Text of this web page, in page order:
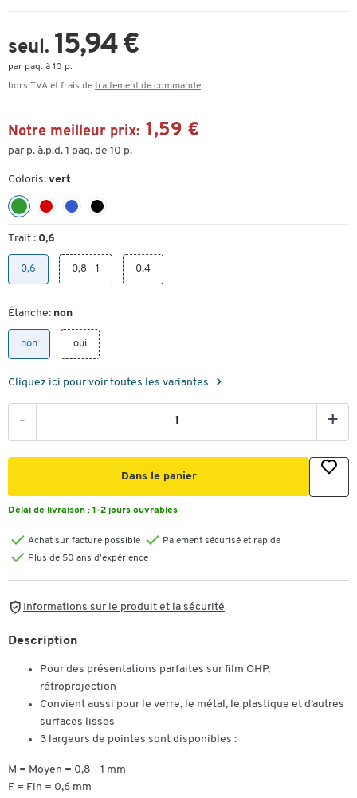
seul. 15,94 €
par paq. à 10 p.
hors TVA et frais de traitement de commande
Notre meilleur prix: 1,59 €
par p. à.p.d. 1 paq. de 10 p.
Coloris: vert
Trait : 0,6
0,6 0,8 - 1 0,4
Étanche: non
non oui
Cliquez ici pour voir toutes les variantes
- +
Dans le panier
Délai de livraison : 1-2 jours ouvrables
Achat sur facture possible
Paiement sécurisé et rapide
Plus de 50 ans d'expérience
Informations sur le produit et la sécurité
Description
Pour des présentations parfaites sur film OHP,
rétroprojection
Convient aussi pour le verre, le métal, le plastique et d’autres
surfaces lisses
3 largeurs de pointes sont disponibles :
M = Moyen = 0,8 - 1 mm
F = Fin = 0,6 mm